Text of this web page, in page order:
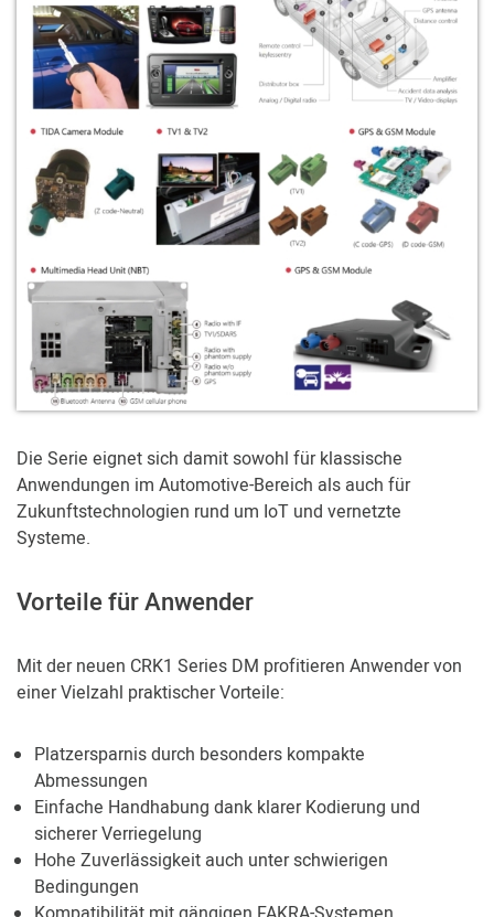
Die Serie eignet sich damit sowohl für klassische
Anwendungen im Automotive-Bereich als auch für
Zukunftstechnologien rund um IoT und vernetzte
Systeme.
Vorteile für Anwender
Mit der neuen CRK1 Series DM profitieren Anwender von
einer Vielzahl praktischer Vorteile:
Platzersparnis durch besonders kompakte
Abmessungen
Einfache Handhabung dank klarer Kodierung und
sicherer Verriegelung
Hohe Zuverlässigkeit auch unter schwierigen
Bedingungen